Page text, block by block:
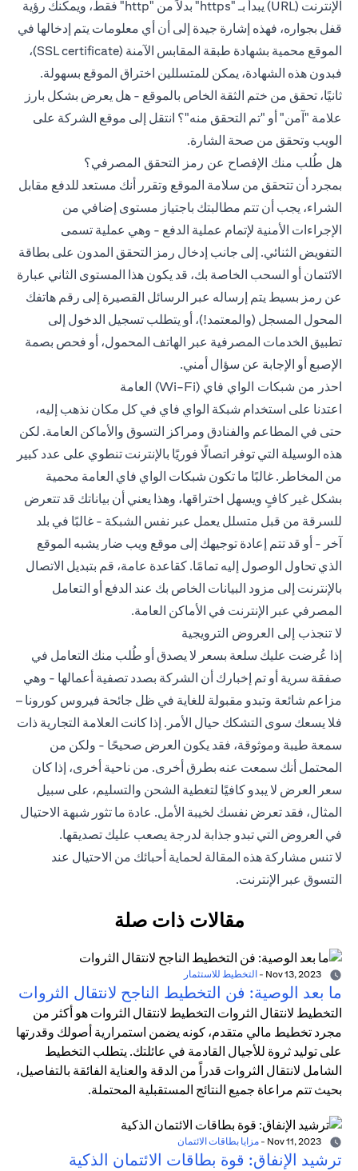
الإنترنت (URL) يبدأ بـ "https" بدلاً من "http" فقط، ويمكنك رؤية
قفل بجواره، فهذه إشارة جيدة إلى أن أي معلومات يتم إدخالها في
الموقع محمية بشهادة طبقة المقابس الآمنة (SSL certificate)،
فبدون هذه الشهادة، يمكن للمتسللين اختراق الموقع بسهولة.
ثانيًا، تحقق من ختم الثقة الخاص بالموقع - هل يعرض بشكل بارز
علامة "آمن" أو "تم التحقق منه"؟ انتقل إلى موقع الشركة على
الويب وتحقق من صحة الشارة.
هل طُلب منك الإفصاح عن رمز التحقق المصرفي؟
بمجرد أن تتحقق من سلامة الموقع وتقرر أنك مستعد للدفع مقابل
الشراء، يجب أن تتم مطالبتك باجتياز مستوى إضافي من
الإجراءات الأمنية لإتمام عملية الدفع - وهي عملية تسمى
التفويض الثنائي. إلى جانب إدخال رمز التحقق المدون على بطاقة
الائتمان أو السحب الخاصة بك، قد يكون هذا المستوى الثاني عبارة
عن رمز بسيط يتم إرساله عبر الرسائل القصيرة إلى رقم هاتفك
المحول المسجل (والمعتمد!)، أو يتطلب تسجيل الدخول إلى
تطبيق الخدمات المصرفية عبر الهاتف المحمول، أو فحص بصمة
الإصبع أو الإجابة عن سؤال أمني.
احذر من شبكات الواي فاي (Wi-Fi) العامة
اعتدنا على استخدام شبكة الواي فاي في كل مكان نذهب إليه،
حتى في المطاعم والفنادق ومراكز التسوق والأماكن العامة. لكن
هذه الوسيلة التي توفر اتصالًا فوريًا بالإنترنت تنطوي على عدد كبير
من المخاطر. غالبًا ما تكون شبكات الواي فاي العامة محمية
بشكل غير كافٍ ويسهل اختراقها، وهذا يعني أن بياناتك قد تتعرض
للسرقة من قبل متسلل يعمل عبر نفس الشبكة - غالبًا في بلد
آخر - أو قد تتم إعادة توجيهك إلى موقع ويب ضار يشبه الموقع
الذي تحاول الوصول إليه تمامًا. كقاعدة عامة، قم بتبديل الاتصال
بالإنترنت إلى مزود البيانات الخاص بك عند الدفع أو التعامل
المصرفي عبر الإنترنت في الأماكن العامة.
لا تنجذب إلى العروض الترويجية
إذا عُرضت عليك سلعة بسعر لا يصدق أو طُلب منك التعامل في
صفقة سرية أو تم إخبارك أن الشركة بصدد تصفية أعمالها - وهي
مزاعم شائعة وتبدو مقبولة للغاية في ظل جائحة فيروس كورونا –
فلا يسعك سوى التشكك حيال الأمر. إذا كانت العلامة التجارية ذات
سمعة طيبة وموثوقة، فقد يكون العرض صحيحًا - ولكن من
المحتمل أنك سمعت عنه بطرق أخرى. من ناحية أخرى، إذا كان
سعر العرض لا يبدو كافيًا لتغطية الشحن والتسليم، على سبيل
المثال، فقد تعرض نفسك لخيبة الأمل. عادة ما تثور شبهة الاحتيال
في العروض التي تبدو جذابة لدرجة يصعب عليك تصديقها.
لا تنس مشاركة هذه المقالة لحماية أحبائك من الاحتيال عند
التسوق عبر الإنترنت.
مقالات ذات صلة
- التخطيط للاستثمار
ما بعد الوصية: فن التخطيط الناجح لانتقال الثروات
التخطيط لانتقال الثروات التخطيط لانتقال الثروات هو أكثر من
مجرد تخطيط مالي متقدم، كونه يضمن استمرارية أصولك وقدرتها
على توليد ثروة للأجيال القادمة في عائلتك. يتطلب التخطيط
الشامل لانتقال الثروات قدراً من الدقة والعناية الفائقة بالتفاصيل،
بحيث تتم مراعاة جميع النتائج المستقبلية المحتملة.
- مزايا بطاقات الائتمان
ترشيد الإنفاق: قوة بطاقات الائتمان الذكية